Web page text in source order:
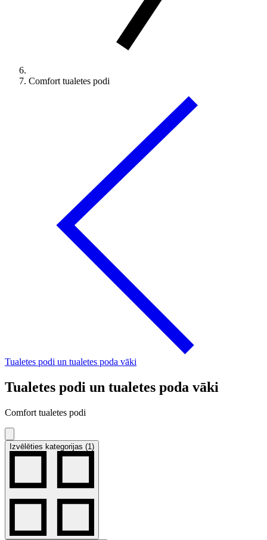
Comfort tualetes podi
Tualetes podi un tualetes poda vāki
Tualetes podi un tualetes poda vāki
Comfort tualetes podi
Izvēlēties kategorijas (1)